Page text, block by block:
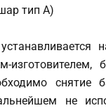
тип A)
изготовителем,
снятие
не